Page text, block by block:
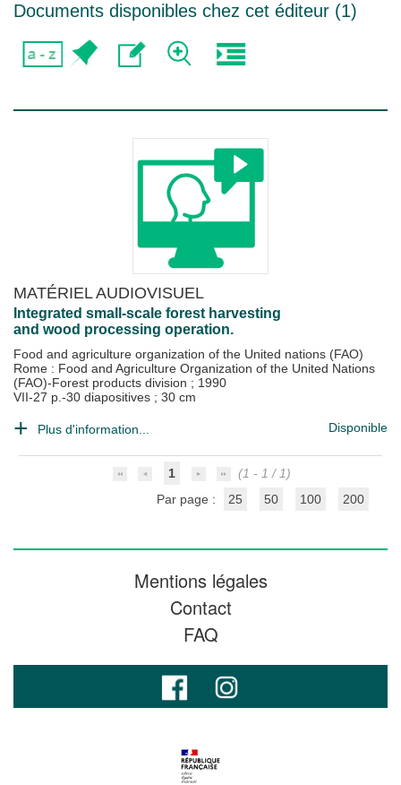
Documents disponibles chez cet éditeur (1)
MATÉRIEL AUDIOVISUEL
Integrated small-scale forest harvesting
and wood processing operation.
Food and agriculture organization of the United nations (FAO)
Rome : Food and Agriculture Organization of the United Nations
(FAO)-Forest products division ; 1990
VII-27 p.-30 diapositives ; 30 cm
Plus d'information... Disponible
1
(1 - 1 / 1)
Par page :
25 50 100 200
Mentions légales
Contact
FAQ